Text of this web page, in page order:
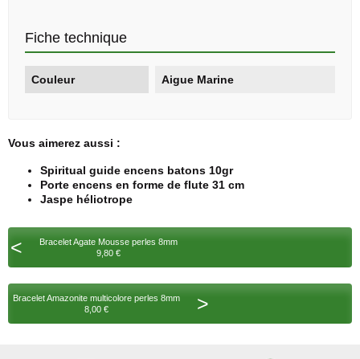
Fiche technique
Couleur Aigue Marine
Vous aimerez aussi :
Spiritual guide encens batons 10gr
Porte encens en forme de flute 31 cm
Jaspe héliotrope
<
Bracelet Agate Mousse perles 8mm
9,80 €
Bracelet Amazonite multicolore perles 8mm
8,00 €
>